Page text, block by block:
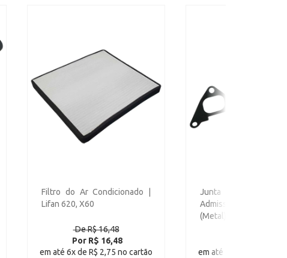
Filtro do Ar Condicionado |
Lifan 620, X60
De R$ 16,48
Por R$ 16,48
em até 6x de R$ 2,75 no cartão
Junta do
Admissão (Coletor
(Metal) | Lifan 320
em até 6x de R$ 2,01